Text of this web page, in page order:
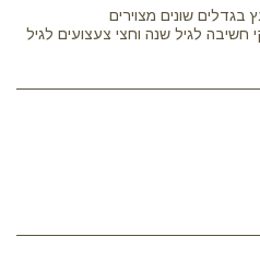
לגיל שנה וחצי צעצועים לגיל